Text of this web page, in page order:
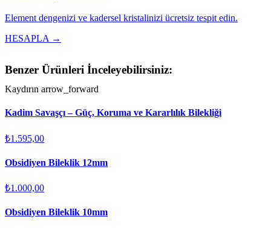
Element dengenizi ve kadersel kristalinizi ücretsiz tespit edin.
HESAPLA →
Benzer Ürünleri İnceleyebilirsiniz:
Kaydırın arrow_forward
Kadim Savaşçı – Güç, Koruma ve Kararlılık Bilekliği
₺1.595,00
Obsidiyen Bileklik 12mm
₺1.000,00
Obsidiyen Bileklik 10mm